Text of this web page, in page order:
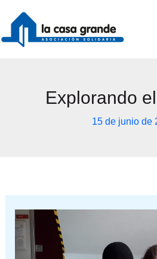
contenido
Explorando
15 de junio de